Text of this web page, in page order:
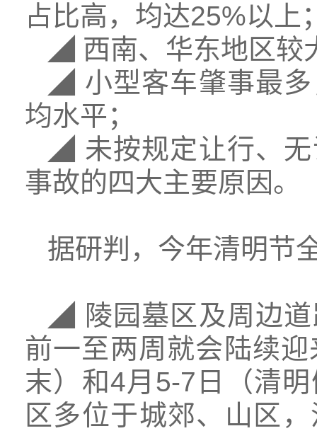
占比高，均达25%以上
◢ 西南、华东地区较
◢ 小型客车肇事最
均水平；
◢ 未按规定让行、
事故的四大主要原因。
据研判，今年清明节
◢ 陵园墓区及周边
前一至两周就会陆续
末）和4月5-7日（清
区多位于城郊、山区